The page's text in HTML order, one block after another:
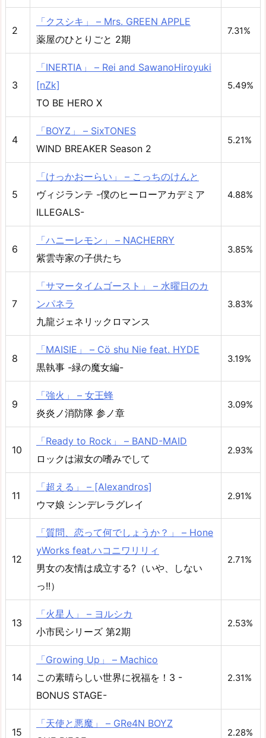
2
「クスシキ」 – Mrs. GREEN APPLE
薬屋のひとりごと 2期
7.31%
3
「INERTIA」 – Rei and SawanoHiroyuki
[nZk]
TO BE HERO X
5.49%
4
「BOYZ」 – SixTONES
WIND BREAKER Season 2
5.21%
5
「けっかおーらい」 – こっちのけんと
ヴィジランテ -僕のヒーローアカデミア
ILLEGALS-
4.88%
6
「ハニーレモン」 – NACHERRY
紫雲寺家の子供たち
3.85%
7
「サマータイムゴースト」 – 水曜日のカ
ンパネラ
九龍ジェネリックロマンス
3.83%
8
「MAISIE」 – Cö shu Nie feat. HYDE
黒執事 -緑の魔女編-
3.19%
9
「強火」 – 女王蜂
炎炎ノ消防隊 参ノ章
3.09%
10
「Ready to Rock」 – BAND-MAID
ロックは淑女の嗜みでして
2.93%
11
「超える」 – [Alexandros]
ウマ娘 シンデレラグレイ
2.91%
12
「質問、恋って何でしょうか？」 – Hone
yWorks feat.ハコニワリリィ
男女の友情は成立する?（いや、しない
っ!!）
2.71%
13
「火星人」 – ヨルシカ
小市民シリーズ 第2期
2.53%
14
「Growing Up」 – Machico
この素晴らしい世界に祝福を！3 -
BONUS STAGE-
2.31%
15
「天使と悪魔」 – GRe4N BOYZ
2.28%